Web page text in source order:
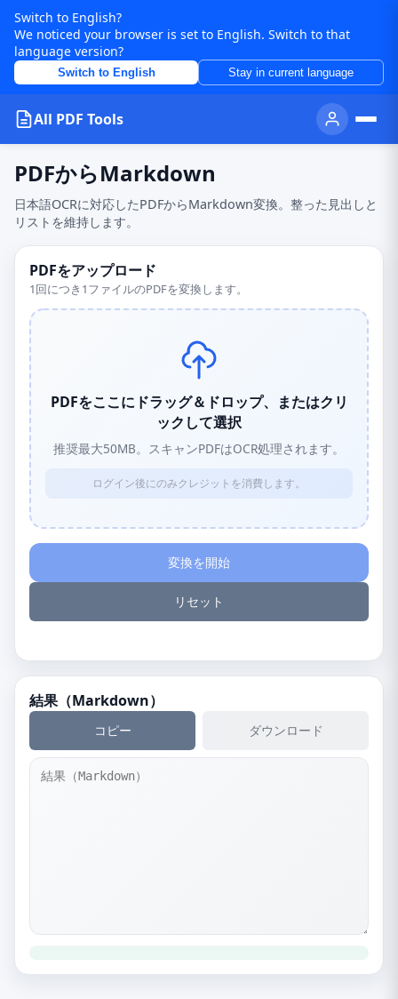
Switch to English?
We noticed your browser is set to English. Switch to that
language version?
Switch to English Stay in current language
All PDF Tools
PDFからMarkdown
日本語OCRに対応したPDFからMarkdown変換。整った見出しと
リストを維持します。
PDFをアップロード
1回につき1ファイルのPDFを変換します。
PDFをここにドラッグ＆ドロップ、またはクリ
ックして選択
推奨最大50MB。スキャンPDFはOCR処理されます。
ログイン後にのみクレジットを消費します。
変換を開始
リセット
結果（Markdown）
コピー ダウンロード